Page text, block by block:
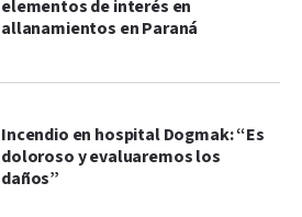
elementos de interés en
allanamientos en Paraná
Incendio en hospital Dogmak: “Es
doloroso y evaluaremos los
daños”